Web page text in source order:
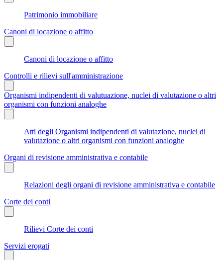
Patrimonio immobiliare
Canoni di locazione o affitto
Canoni di locazione o affitto
Controlli e rilievi sull'amministrazione
Organismi indipendenti di valutuazione, nuclei di valutazione o altri
organismi con funzioni analoghe
Atti degli Organismi indipendenti di valutazione, nuclei di
valutazione o altri organismi con funzioni analoghe
Organi di revisione amministrativa e contabile
Relazioni degli organi di revisione amministrativa e contabile
Corte dei conti
Rilievi Corte dei conti
Servizi erogati